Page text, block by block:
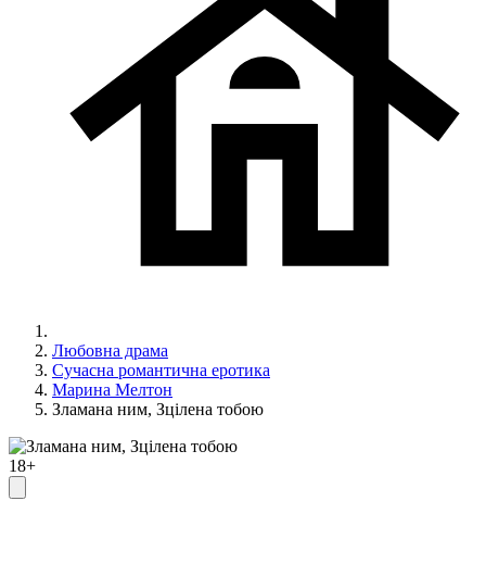
Любовна драма
Сучасна романтична еротика
Марина Мелтон
Зламана ним, Зцілена тобою
18+